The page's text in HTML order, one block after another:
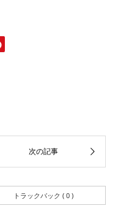
トラックバック ( 0 )